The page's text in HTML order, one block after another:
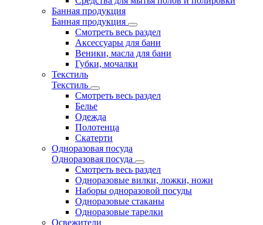
Банная продукция
Банная продукция
Смотреть весь раздел
Аксессуары для бани
Веники, масла для бани
Губки, мочалки
Текстиль
Текстиль
Смотреть весь раздел
Белье
Одежда
Полотенца
Скатерти
Одноразовая посуда
Одноразовая посуда
Смотреть весь раздел
Одноразовые вилки, ложки, ножи
Наборы одноразовой посуды
Одноразовые стаканы
Одноразовые тарелки
Освежители